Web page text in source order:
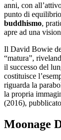
anni, con
punto di
buddhismo,
apre ad una
Il David Bowie
“matura”,
il successo del
costituisce
riguarda la
la propria
(2016),
Moonage